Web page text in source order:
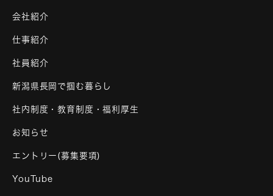
会社紹介
仕事紹介
社員紹介
新潟県長岡で掴む暮らし
社内制度・教育制度・福利厚生
お知らせ
エントリー(募集要項)
YouTube